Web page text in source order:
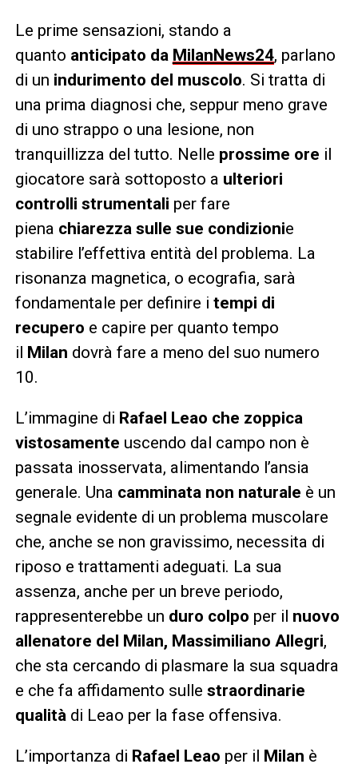
Le prime sensazioni, stando a
quanto anticipato da MilanNews24, parlano
di un indurimento del muscolo. Si tratta di
una prima diagnosi che, seppur meno grave
di uno strappo o una lesione, non
tranquillizza del tutto. Nelle prossime ore il
giocatore sarà sottoposto a ulteriori
controlli strumentali per fare
piena chiarezza sulle sue condizionie
stabilire l’effettiva entità del problema. La
risonanza magnetica, o ecografia, sarà
fondamentale per definire i tempi di
recupero e capire per quanto tempo
il Milan dovrà fare a meno del suo numero
10.
L’immagine di Rafael Leao che zoppica
vistosamente uscendo dal campo non è
passata inosservata, alimentando l’ansia
generale. Una camminata non naturale è un
segnale evidente di un problema muscolare
che, anche se non gravissimo, necessita di
riposo e trattamenti adeguati. La sua
assenza, anche per un breve periodo,
rappresenterebbe un duro colpo per il nuovo
allenatore del Milan, Massimiliano Allegri,
che sta cercando di plasmare la sua squadra
e che fa affidamento sulle straordinarie
qualità di Leao per la fase offensiva.
L’importanza di Rafael Leao per il Milan è